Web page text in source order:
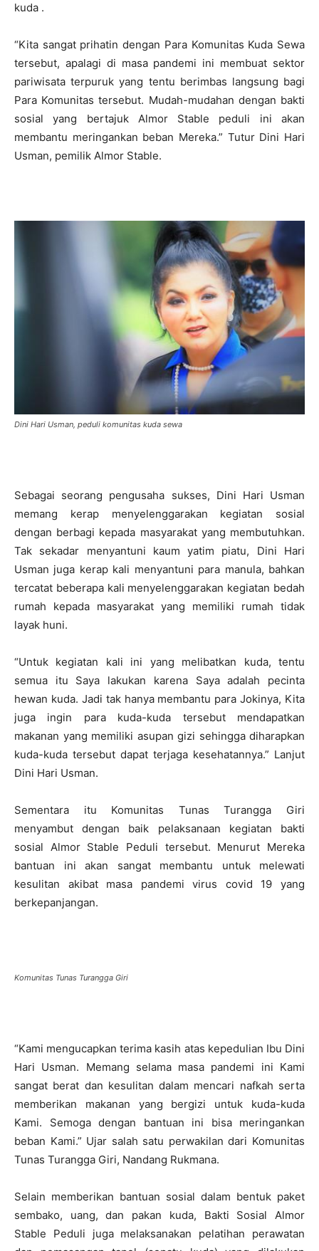
kuda .
“Kita sangat prihatin dengan Para Komunitas Kuda Sewa
tersebut, apalagi di masa pandemi ini membuat sektor
pariwisata terpuruk yang tentu berimbas langsung bagi
Para Komunitas tersebut. Mudah-mudahan dengan bakti
sosial yang bertajuk Almor Stable peduli ini akan
membantu meringankan beban Mereka.” Tutur Dini Hari
Usman, pemilik Almor Stable.
Dini Hari Usman, peduli komunitas kuda sewa
Sebagai seorang pengusaha sukses, Dini Hari Usman
memang kerap menyelenggarakan kegiatan sosial
dengan berbagi kepada masyarakat yang membutuhkan.
Tak sekadar menyantuni kaum yatim piatu, Dini Hari
Usman juga kerap kali menyantuni para manula, bahkan
tercatat beberapa kali menyelenggarakan kegiatan bedah
rumah kepada masyarakat yang memiliki rumah tidak
layak huni.
“Untuk kegiatan kali ini yang melibatkan kuda, tentu
semua itu Saya lakukan karena Saya adalah pecinta
hewan kuda. Jadi tak hanya membantu para Jokinya, Kita
juga ingin para kuda-kuda tersebut mendapatkan
makanan yang memiliki asupan gizi sehingga diharapkan
kuda-kuda tersebut dapat terjaga kesehatannya.” Lanjut
Dini Hari Usman.
Sementara itu Komunitas Tunas Turangga Giri
menyambut dengan baik pelaksanaan kegiatan bakti
sosial Almor Stable Peduli tersebut. Menurut Mereka
bantuan ini akan sangat membantu untuk melewati
kesulitan akibat masa pandemi virus covid 19 yang
berkepanjangan.
Komunitas Tunas Turangga Giri
“Kami mengucapkan terima kasih atas kepedulian Ibu Dini
Hari Usman. Memang selama masa pandemi ini Kami
sangat berat dan kesulitan dalam mencari nafkah serta
memberikan makanan yang bergizi untuk kuda-kuda
Kami. Semoga dengan bantuan ini bisa meringankan
beban Kami.” Ujar salah satu perwakilan dari Komunitas
Tunas Turangga Giri, Nandang Rukmana.
Selain memberikan bantuan sosial dalam bentuk paket
sembako, uang, dan pakan kuda, Bakti Sosial Almor
Stable Peduli juga melaksanakan pelatihan perawatan